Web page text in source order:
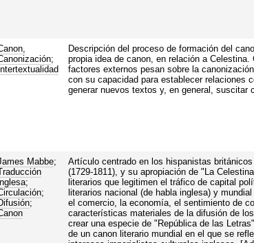
;
Intertextualidad
Descripción del proceso de formación del
propia idea de canon, en relación a
factores externos pesan sobre la
con su capacidad para establecer relaciones
generar nuevos textos y, en general, suscitar
Mabbe;
;
;
;
Artículo centrado en los hispanistas
(1729-1811), y su apropiación de "La
literarios que legitimen el tráfico de capital
literarios nacional (de habla inglesa) y
el comercio, la economía, el sentimiento de
características materiales de la difusión de
crear una especie de "República de las
de un canon literario mundial en el que se